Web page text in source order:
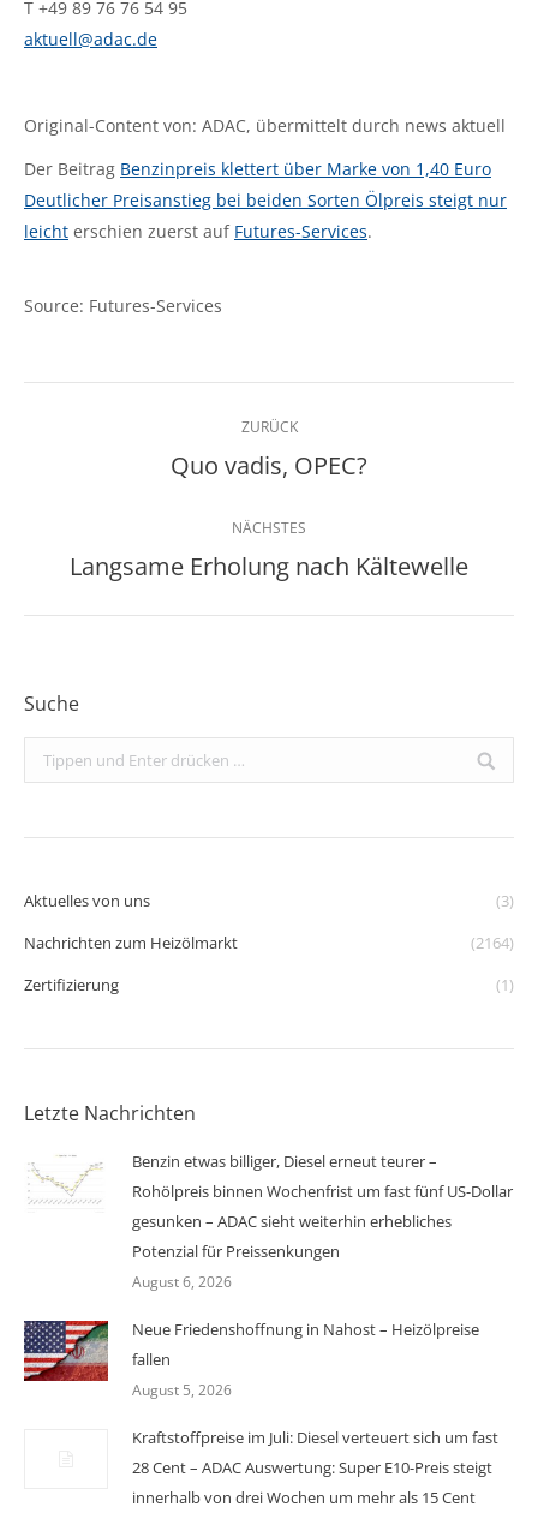
T +49 89 76 76 54 95
aktuell@adac.de
Original-Content von: ADAC, übermittelt durch news aktuell
Der Beitrag Benzinpreis klettert über Marke von 1,40 Euro
Deutlicher Preisanstieg bei beiden Sorten Ölpreis steigt nur
leicht erschien zuerst auf Futures-Services.
Source: Futures-Services
Kommentarnavigation
ZURÜCK
Vorheriger
Quo vadis, OPEC?
NÄCHSTES
Nächster
Langsame Erholung nach Kältewelle
Suche
Search:
Aktuelles von uns
(3)
Nachrichten zum Heizölmarkt
(2164)
Zertifizierung
(1)
Letzte Nachrichten
Benzin etwas billiger, Diesel erneut teurer –
Rohölpreis binnen Wochenfrist um fast fünf US-Dollar
gesunken – ADAC sieht weiterhin erhebliches
Potenzial für Preissenkungen
August 6, 2026
Neue Friedenshoffnung in Nahost – Heizölpreise
fallen
August 5, 2026
Kraftstoffpreise im Juli: Diesel verteuert sich um fast
28 Cent – ADAC Auswertung: Super E10-Preis steigt
innerhalb von drei Wochen um mehr als 15 Cent